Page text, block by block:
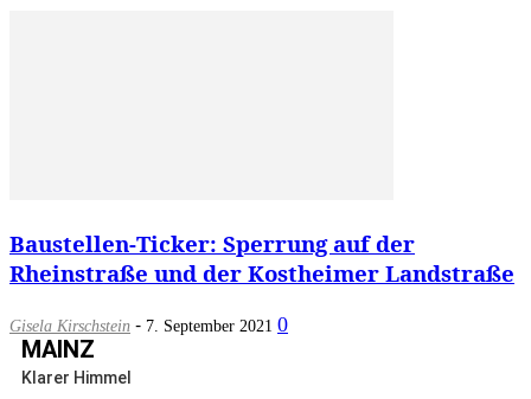
Baustellen-Ticker: Sperrung auf der
Rheinstraße und der Kostheimer Landstraße
Gisela Kirschstein - 7. September 2021 0
MAINZ
Klarer Himmel